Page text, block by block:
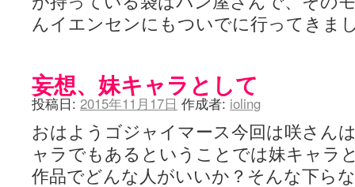
んイエンセンにもついでに行ってき
妄想、妹キャラとして
投稿日: 2015年11月17日 作成者: ioling
おはようゴジャイマース今回は咲さん
ャラでもあるということでは妹キャラ
作品でどんな人がいいか？そんな下ら